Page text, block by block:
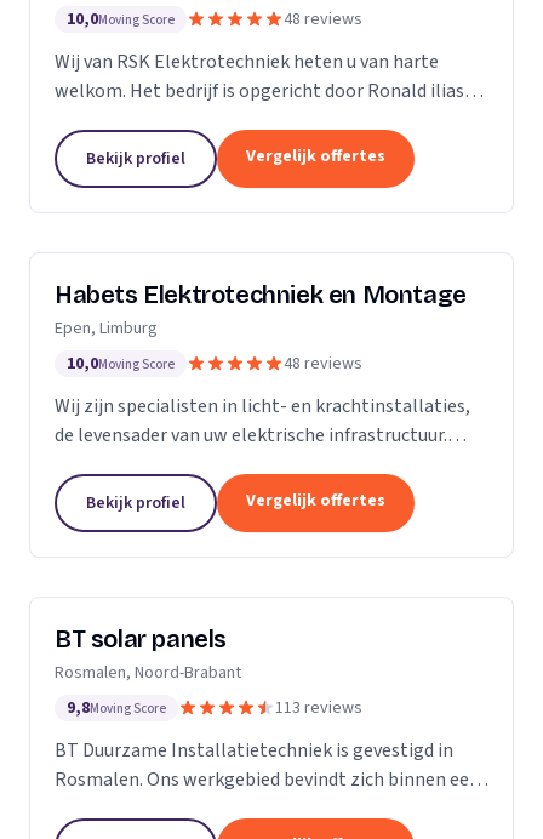
10,0Moving Score 48 reviews
Wij van RSK Elektrotechniek heten u van harte
welkom. Het bedrijf is opgericht door Ronald ilias
opgericht op 25 juli 2021. Als gecertificeerde
aannemers...
Bekijk profiel Vergelijk offertes
Habets Elektrotechniek en Montage
Epen, Limburg
10,0Moving Score 48 reviews
Wij zijn specialisten in licht- en krachtinstallaties,
de levensader van uw elektrische infrastructuur.
fabriek of woonhuis, waar we de basis leggen...
Bekijk profiel Vergelijk offertes
BT solar panels
Rosmalen, Noord-Brabant
9,8Moving Score 113 reviews
BT Duurzame Installatietechniek is gevestigd in
Rosmalen. Ons werkgebied bevindt zich binnen een